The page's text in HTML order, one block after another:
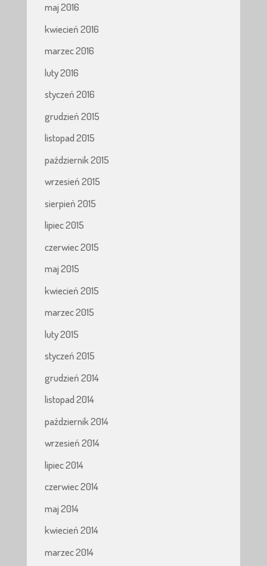
maj 2016
kwiecień 2016
marzec 2016
luty 2016
styczeń 2016
grudzień 2015
listopad 2015
październik 2015
wrzesień 2015
sierpień 2015
lipiec 2015
czerwiec 2015
maj 2015
kwiecień 2015
marzec 2015
luty 2015
styczeń 2015
grudzień 2014
listopad 2014
październik 2014
wrzesień 2014
lipiec 2014
czerwiec 2014
maj 2014
kwiecień 2014
marzec 2014